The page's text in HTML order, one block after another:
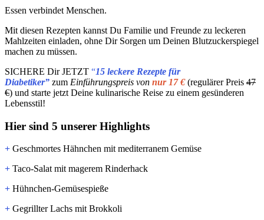
Essen verbindet Menschen.
Mit diesen Rezepten kannst Du Familie und Freunde zu leckeren
Mahlzeiten einladen, ohne Dir Sorgen um Deinen Blutzuckerspiegel
machen zu müssen.
SICHERE Dir JETZT “15 leckere Rezepte für
Diabetiker” zum Einführungspreis von nur 17 €(regulärer Preis 47
€) und starte jetzt Deine kulinarische Reise zu einem gesünderen
Lebensstil!
Hier sind 5 unserer Highlights
+ Geschmortes Hähnchen mit mediterranem Gemüse
+ Taco-Salat mit magerem Rinderhack
+ Hühnchen-Gemüsespieße
+ Gegrillter Lachs mit Brokkoli